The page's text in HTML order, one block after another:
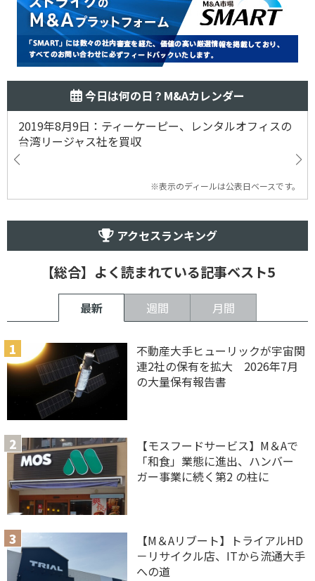
今日は何の日？M&Aカレンダー
2019年8月9日：ティーケーピー、レンタルオフィスの
台湾リージャス社を買収
※表示のディールは公表日ベースです。
アクセスランキング
【総合】よく読まれている記事ベスト5
最新 週間 月間
不動産大手ヒューリックが宇宙関
連2社の保有を拡大 2026年7月
の大量保有報告書
【モスフードサービス】M＆Aで
「和食」業態に進出、ハンバー
ガー事業に続く第2 の柱に
【M＆Aリブート】トライアルHD
－リサイクル店、ITから流通大手
への道